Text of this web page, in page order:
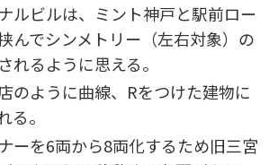
ルビルは、ミント神戸と駅前ロー
んでシンメトリー（左右対象）の
れるように思える。
のように曲線、Rをつけた建物に
る。
ーを6両から8両化するため旧三宮